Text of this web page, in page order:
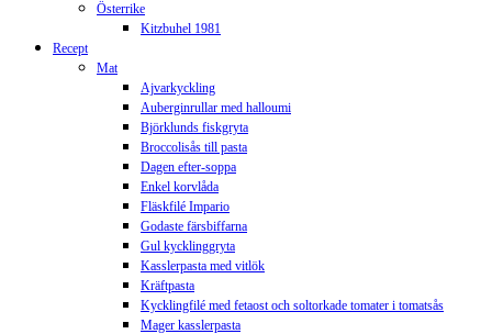
Österrike
Kitzbuhel 1981
Recept
Mat
Ajvarkyckling
Auberginrullar med halloumi
Björklunds fiskgryta
Broccolisås till pasta
Dagen efter-soppa
Enkel korvlåda
Fläskfilé Impario
Godaste färsbiffarna
Gul kycklinggryta
Kasslerpasta med vitlök
Kräftpasta
Kycklingfilé med fetaost och soltorkade tomater i tomatsås
Mager kasslerpasta